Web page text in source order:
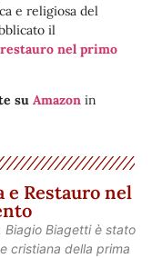
e religiosa del
il
nel primo
su Amazon in
e Restauro nel
Biagetti è stato
cristiana della prima